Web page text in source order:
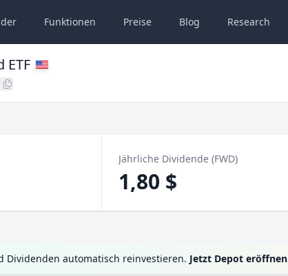
Funktionen Preise Blog Research
ETF
Jährliche Dividende (FWD)
1,80 $
Dividenden automatisch reinvestieren. Jetzt Depot eröffnen